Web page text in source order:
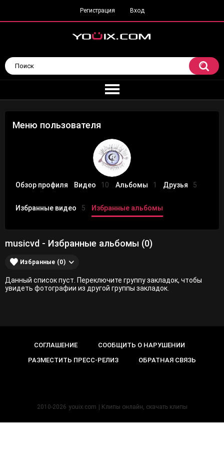
Регистрация Вход
Меню пользователя
Обзор профиля Видео 10 Альбомы 1 Друзья 5
Избранные видео 5 Избранные альбомы
musicvd - Избранные альбомы (0)
Избранные (0)
Данный список пуст. Переключите группу закладок, чтобы
увидеть фотографии из другой группы закладок.
СОГЛАШЕНИЕ
СООБЩИТЬ О НАРУШЕНИИ
РАЗМЕСТИТЬ ПРЕСС-РЕЛИЗ
ОБРАТНАЯ СВЯЗЬ
2010-2026 youix.com | Клипы онлайн, cкачать клипы